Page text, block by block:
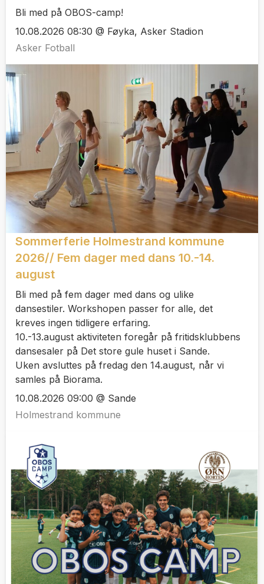
Bli med på OBOS-camp!
10.08.2026 08:30 @ Føyka, Asker Stadion
Asker Fotball
Sommerferie Holmestrand kommune
2026// Fem dager med dans 10.-14.
august
Bli med på fem dager med dans og ulike
dansestiler. Workshopen passer for alle, det
kreves ingen tidligere erfaring.
10.-13.august aktiviteten foregår på fritidsklubbens
dansesaler på Det store gule huset i Sande.
Uken avsluttes på fredag den 14.august, når vi
samles på Biorama.
10.08.2026 09:00 @ Sande
Holmestrand kommune